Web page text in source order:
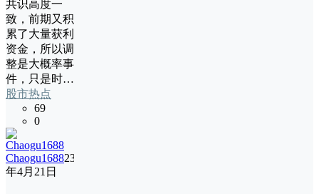
共识高度一
致，前期又积
累了大量获利
资金，所以调
整是大概率事
件，只是时…
股市热点
69
0
Chaogu168823
年4月21日